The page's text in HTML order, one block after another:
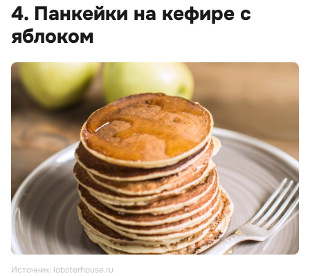
4. Панкейки на кефире с
яблоком
Источник: lobsterhouse.ru